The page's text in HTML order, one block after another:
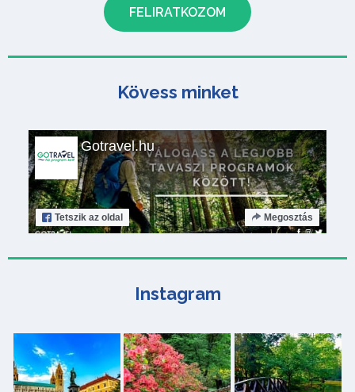
Kövess minket
Gotravel.hu
Tetszik az oldal Megosztás
Instagram